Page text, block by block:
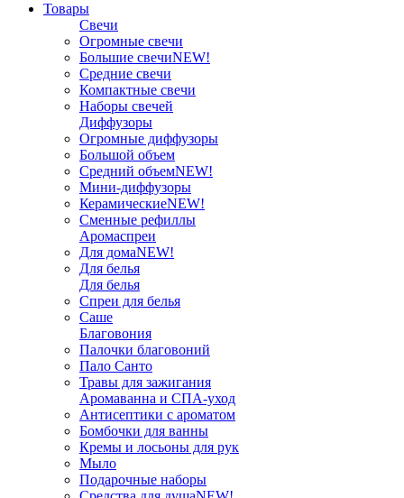
Товары
Свечи
Огромные свечи
Большие свечиNEW!
Средние свечи
Компактные свечи
Наборы свечей
Диффузоры
Огромные диффузоры
Большой объем
Средний объемNEW!
Мини-диффузоры
КерамическиеNEW!
Сменные рефиллы
Аромаспреи
Для домаNEW!
Для белья
Для белья
Спреи для белья
Саше
Благовония
Палочки благовоний
Пало Санто
Травы для зажигания
Аромаванна и СПА-уход
Антисептики с ароматом
Бомбочки для ванны
Кремы и лосьоны для рук
Мыло
Подарочные наборы